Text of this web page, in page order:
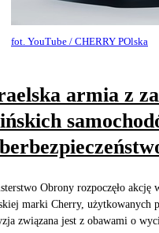
fot. YouTube / CHERRY POlska
armia z
Obrony rozpoczęło
marki Cherry, użytkowanych
związana jest z obawami o